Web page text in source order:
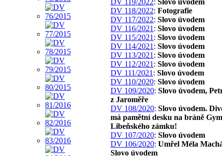
DV 118/2022: Fotografie
DV 117/2022: Slovo úvodem
DV 116/2021 : Slovo úvodem
DV 115/2021 : Slovo úvodem
DV 114/2021 : Slovo úvodem
DV 113/2021 : Slovo úvodem
DV 112/2021 : Slovo úvodem
DV 111/2021 : Slovo úvodem
DV 110/2020: Slovo úvodem
DV 109/2020: Slovo úvodem,
z Jaroměře
DV 108/2020: Slovo úvodem.
má pamětní desku na bráně
Libeňského zámku!
DV 107/2020: Slovo úvodem
DV 106/2020: Umřel Méla
Slovo úvodem